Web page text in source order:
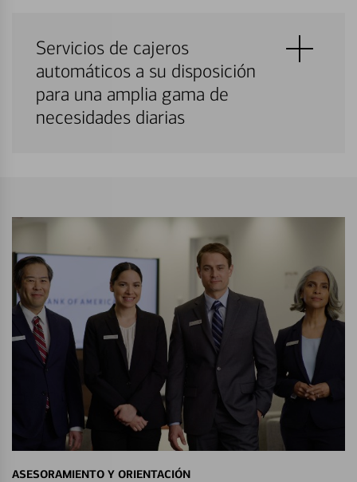
Servicios de cajeros
automáticos a su disposición
para una amplia gama de
necesidades diarias
ASESORAMIENTO Y ORIENTACIÓN